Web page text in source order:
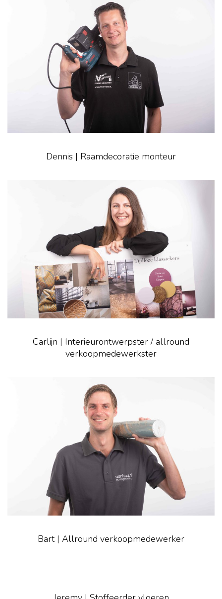
Dennis | Raamdecoratie monteur
Carlijn | Interieurontwerpster / allround
verkoopmedewerkster
Bart | Allround verkoopmedewerker